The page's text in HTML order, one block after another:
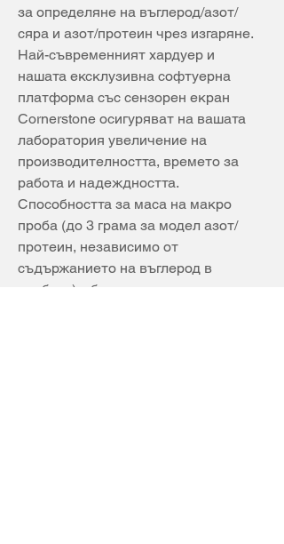
за определяне на въглерод/азот/
сяра и азот/протеин чрез изгаряне.
Най-съвременният хардуер и
нашата ексклузивна софтуерна
платформа със сензорен екран
Cornerstone осигуряват на вашата
лаборатория увеличение на
производителността, времето за
работа и надеждността.
Способността за маса на макро
проба (до 3 грама за модел азот/
протеин, независимо от
съдържанието на въглерод в
пробата) с бързи времена на